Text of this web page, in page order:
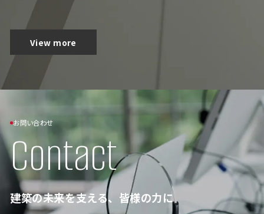
View more
お問い合わせ
Contact
建築の未来を支える、皆様の力に